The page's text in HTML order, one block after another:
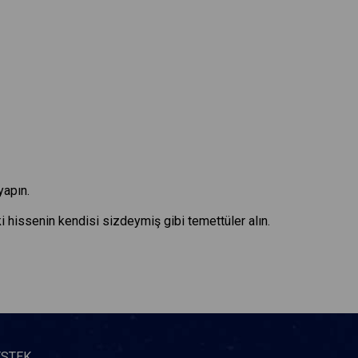
hissenin kendisi sizdeymiş gibi temettüler alın.